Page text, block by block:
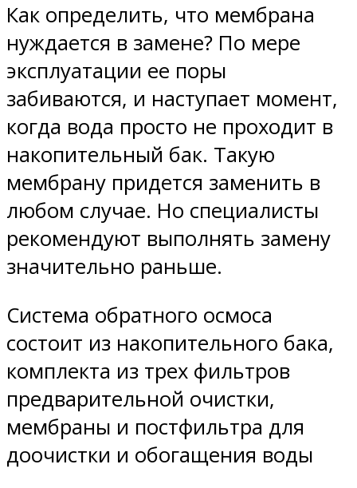
Как определить, что мембрана
нуждается в замене? По мере
эксплуатации ее поры
забиваются, и наступает момент,
когда вода просто не проходит в
накопительный бак. Такую
мембрану придется заменить в
любом случае. Но специалисты
рекомендуют выполнять замену
значительно раньше.
Система обратного осмоса
состоит из накопительного бака,
комплекта из трех фильтров
предварительной очистки,
мембраны и постфильтра для
доочистки и обогащения воды